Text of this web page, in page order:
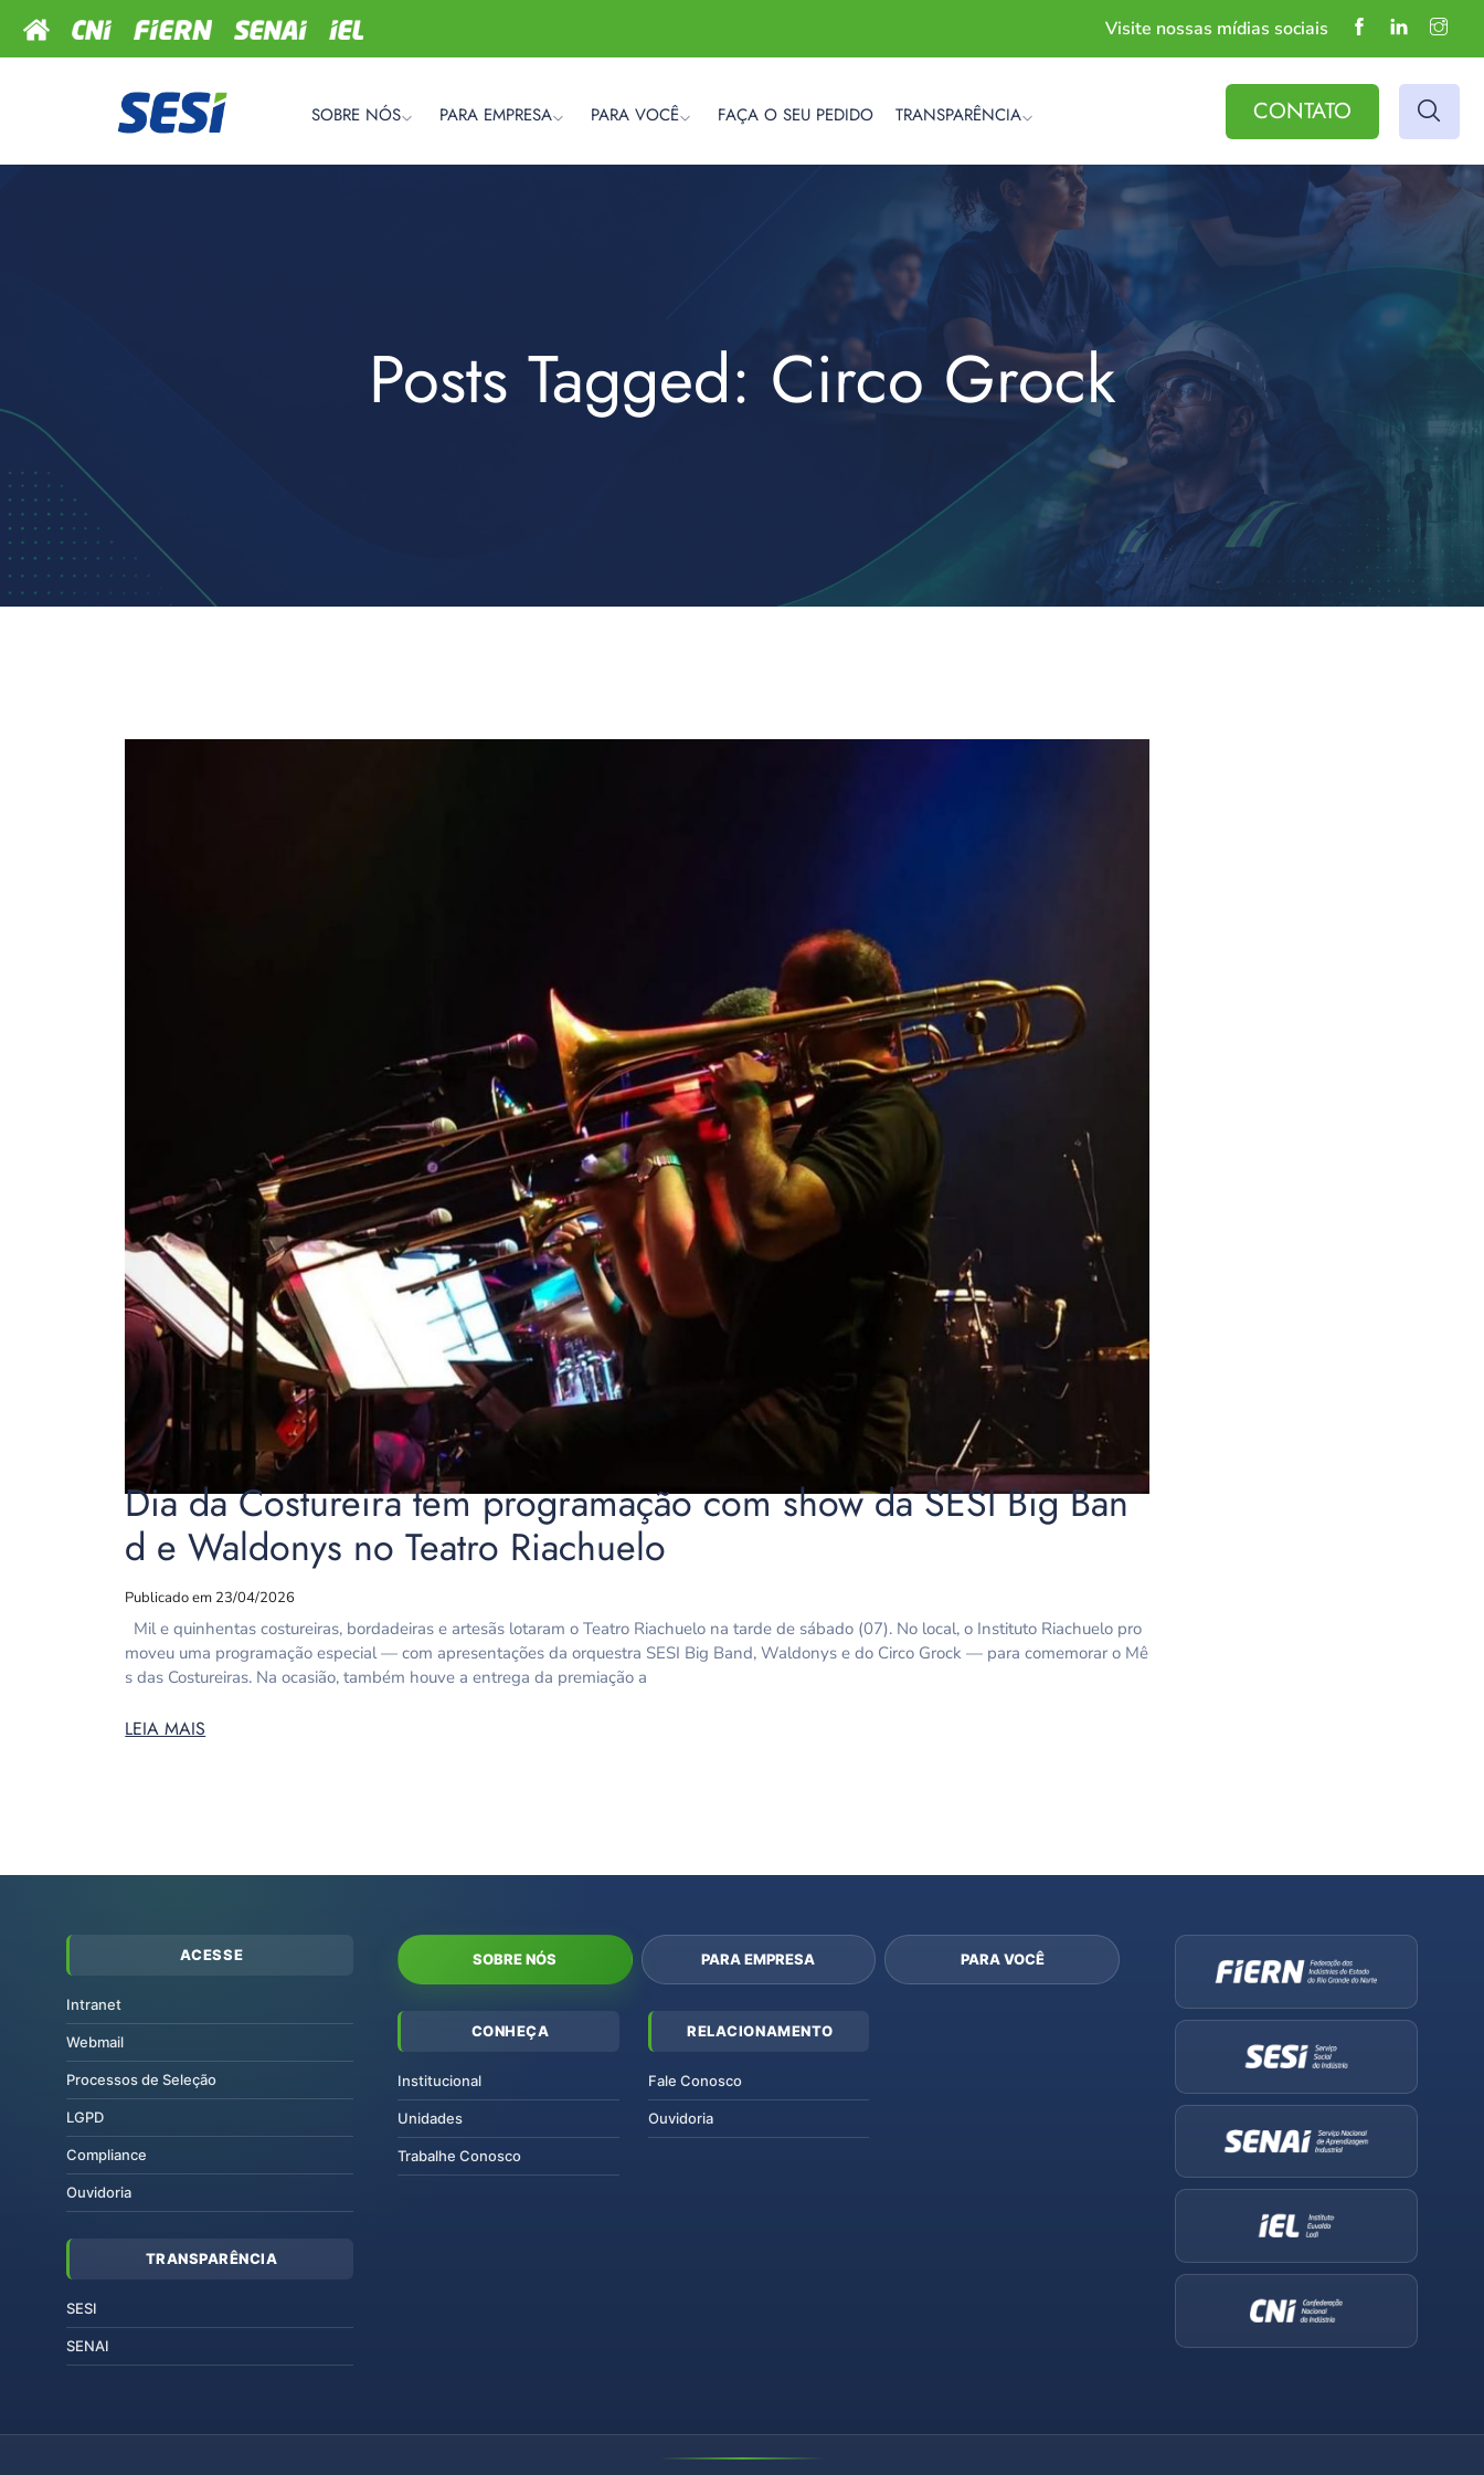
Visite nossas mídias sociais
SOBRE NÓS PARA EMPRESA PARA VOCÊ FAÇA O SEU PEDIDO TRANSPARÊNCIA CONTATO
Posts Tagged: Circo Grock
Dia da Costureira tem programação com show da SESI Big Ban
d e Waldonys no Teatro Riachuelo
Publicado em 23/04/2026
Mil e quinhentas costureiras, bordadeiras e artesãs lotaram o Teatro Riachuelo na tarde de sábado (07). No local, o Instituto Riachuelo pro
moveu uma programação especial — com apresentações da orquestra SESI Big Band, Waldonys e do Circo Grock — para comemorar o Mê
s das Costureiras. Na ocasião, também houve a entrega da premiação a
LEIA MAIS
ACESSE
Intranet
Webmail
Processos de Seleção
LGPD
Compliance
Ouvidoria
TRANSPARÊNCIA
SESI
SENAI
SOBRE NÓS PARA EMPRESA PARA VOCÊ
CONHEÇA
Institucional
Unidades
Trabalhe Conosco
RELACIONAMENTO
Fale Conosco
Ouvidoria